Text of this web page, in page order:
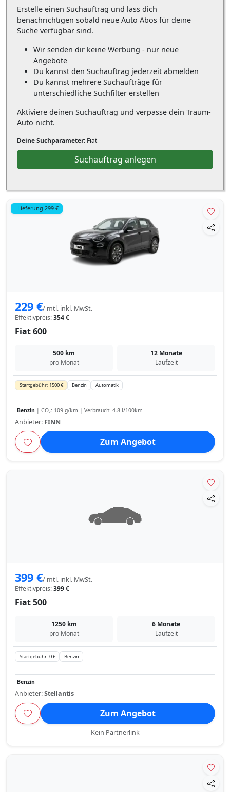
Erstelle einen Suchauftrag und lass dich
benachrichtigen sobald neue Auto Abos für deine
Suche verfügbar sind.
Wir senden dir keine Werbung - nur neue
Angebote
Du kannst den Suchauftrag jederzeit abmelden
Du kannst mehrere Suchaufträge für
unterschiedliche Suchfilter erstellen
Aktiviere deinen Suchauftrag und verpasse dein Traum-
Auto nicht.
Deine Suchparameter: Fiat
Suchauftrag anlegen
Lieferung 299 €
229 €/ mtl. inkl. MwSt.
Effektivpreis:354 €
Fiat 600
500 km
pro Monat
12 Monate
Laufzeit
Startgebühr: 1500 € Benzin Automatik
Benzin | CO₂: 109 g/km | Verbrauch: 4.8 l/100km
Anbieter: FINN
Zum Angebot
399 €/ mtl. inkl. MwSt.
Effektivpreis:399 €
Fiat 500
1250 km
pro Monat
6 Monate
Laufzeit
Startgebühr: 0 € Benzin
Benzin
Anbieter:Stellantis
Zum Angebot
Kein Partnerlink